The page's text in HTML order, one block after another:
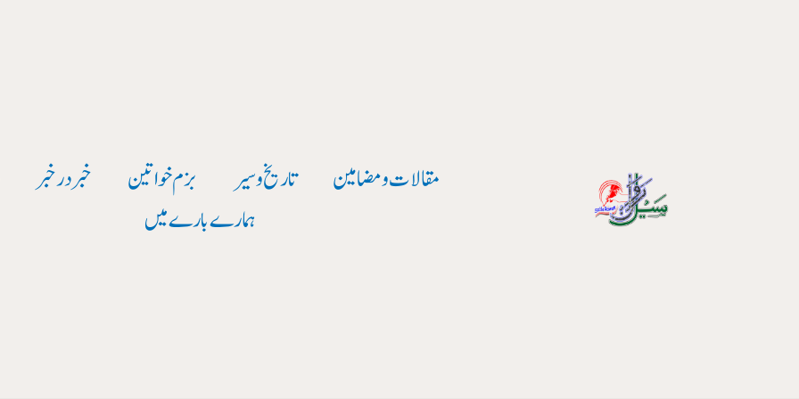
مقالات و مضامین تاریخ وسیر بزم خواتین خبر در خبر
ہمارے بارے میں